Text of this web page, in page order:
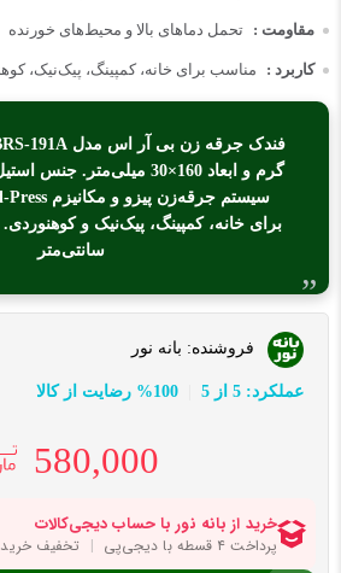
مقاومت : تحمل دماهای بالا و محیط‌های خورنده
کاربرد : مناسب برای خانه، کمپینگ، پیک‌نیک،
گرم و ابعاد 160×30
سانتی‌متر
فروشنده: بانه نور
عملکرد: 5 از 5 100% رضایت از کالا
580,000